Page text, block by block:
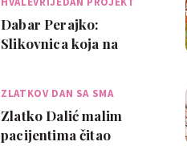
Dabar Perajko:
Slikovnica koja na
zanemarenim temama
ZLATKOV DAN SA SMA
Zlatko Dalić malim
pacijentima čitao